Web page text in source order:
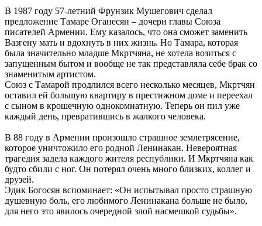
В 1987 году 57-летний Фрунзик Мушегович сделал
предложение Тамаре Оганесян – дочери главы Союза
писателей Армении. Ему казалось, что она сможет заменить
Вазгену мать и вдохнуть в них жизнь. Но Тамара, которая
была значительно младше Мкртчяна, не хотела возиться с
запущенным бытом и вообще не так представляла себе брак со
знаменитым артистом.
Союз с Тамарой продлился всего несколько месяцев, Мкртчян
оставил ей большую квартиру в престижном доме и переехал
с сыном в крошечную однокомнатную. Теперь он пил уже
каждый день, превратившись в жалкого человека.
В 88 году в Армении произошло страшное землетрясение,
которое уничтожило его родной Ленинакан. Невероятная
трагедия задела каждого жителя республики. И Мкртчяна как
будто сбили с ног. Он потерял очень много близких, коллег и
друзей.
Эдик Богосян вспоминает: «Он испытывал просто страшную
душевную боль, его любимого Ленинакана больше не было,
для него это явилось очередной злой насмешкой судьбы».